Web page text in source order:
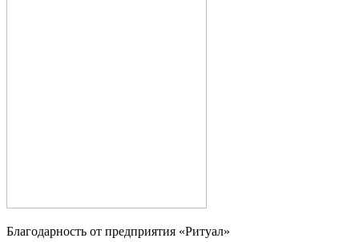
Благодарность от предприятия «Ритуал»